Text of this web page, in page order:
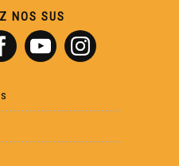
de Nimes - Eveniments
- Eveniments
NOS SUS